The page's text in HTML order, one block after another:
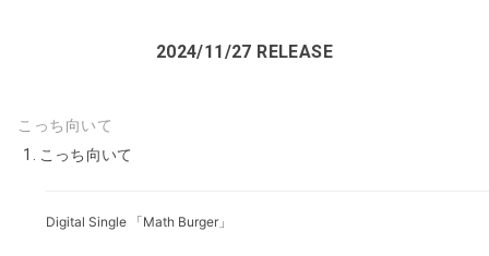
2024/11/27 RELEASE
こっち向いて
こっち向いて
Digital Single 「Math Burger」